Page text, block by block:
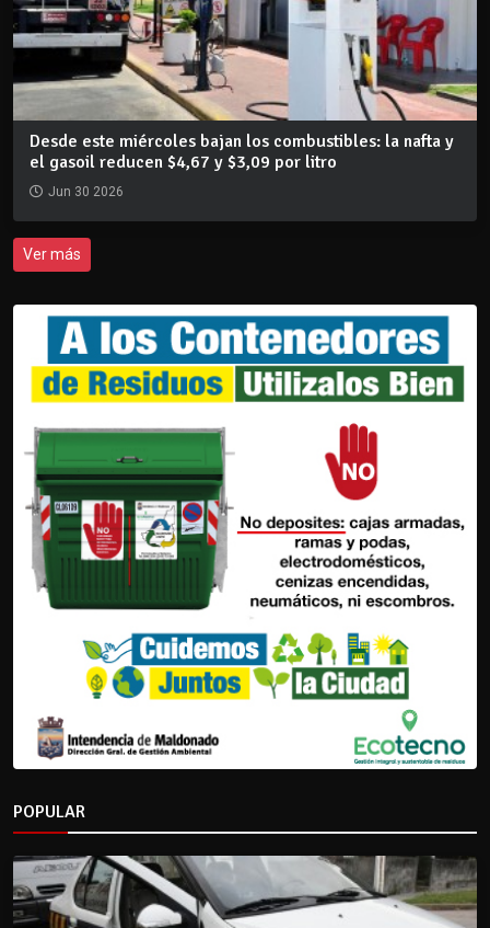
Desde este miércoles bajan los combustibles: la nafta y
el gasoil reducen $4,67 y $3,09 por litro
Jun 30 2026
Ver más
POPULAR